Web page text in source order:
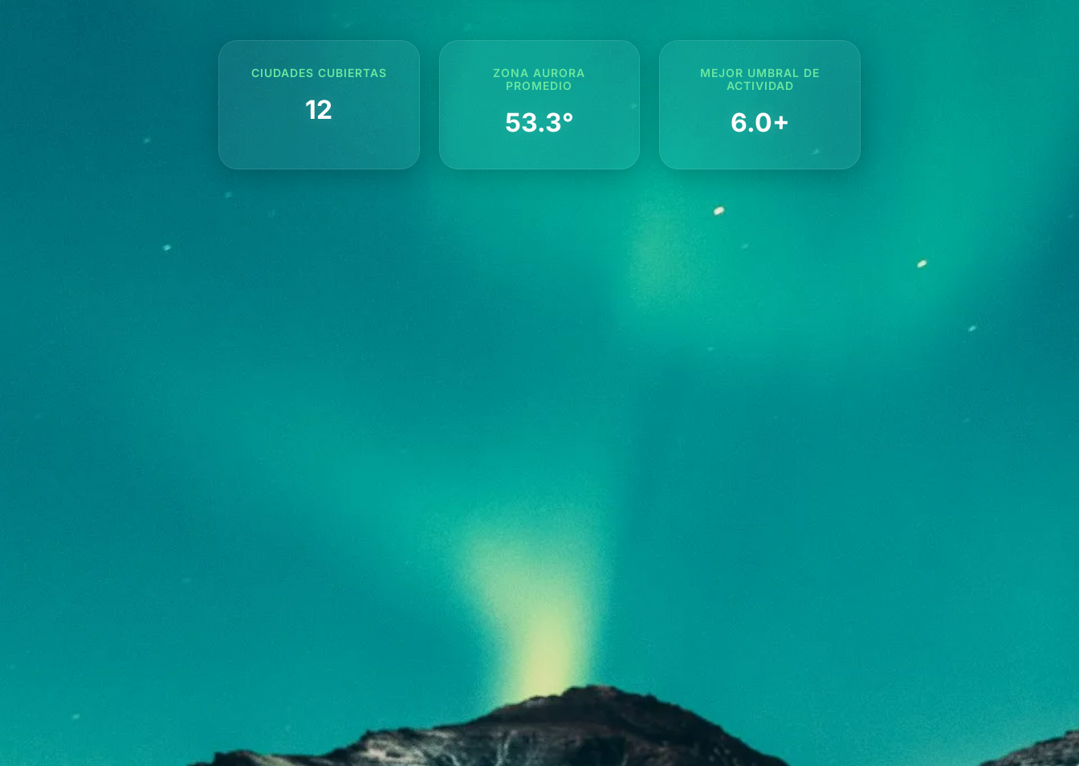
CIUDADES CUBIERTAS
12
ZONA AURORA
PROMEDIO
53.3°
MEJOR UMBRAL DE
ACTIVIDAD
6.0+